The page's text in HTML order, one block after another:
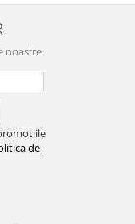
cu drag !
noastre
de